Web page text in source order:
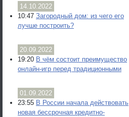
14.10.2022
10:47 Загородный дом: из чего его
лучше построить?
20.09.2022
19:20 В чём состоит преимущество
онлайн-игр перед традиционными
01.09.2022
23:55 В России начала действовать
новая бессрочная кредитно-